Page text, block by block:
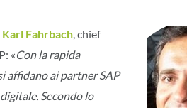
Karl Fahrbach , chief
«Con la rapida
affidano ai partner SAP
Secondo lo